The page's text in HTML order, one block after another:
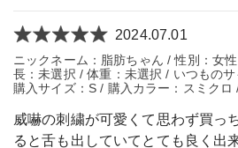
2024.07.01
ニックネーム：脂肪ちゃん / 性別：女
長：未選択 / 体重：未選択 / いつもの
購入サイズ：S / 購入カラー：スミクロ
威嚇の刺繍が可愛くて思わず買っ
ると舌も出していてとても良く出